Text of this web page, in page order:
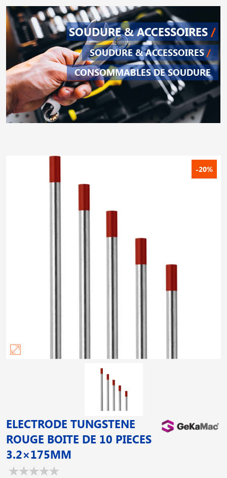
SOUDURE & ACCESSOIRES /
SOUDURE & ACCESSOIRES /
CONSOMMABLES DE SOUDURE
-20%
ELECTRODE TUNGSTENE
ROUGE BOITE DE 10 PIECES
3.2×175MM